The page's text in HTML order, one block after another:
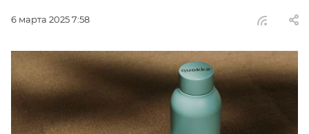
6 марта 2025 7:58